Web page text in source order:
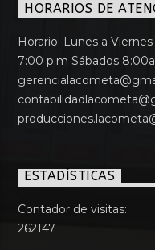
HORARIOS DE
Horario: Lunes a
7:00 p.m Sábados
ESTADÍSTICAS
Contador de visitas:
262147